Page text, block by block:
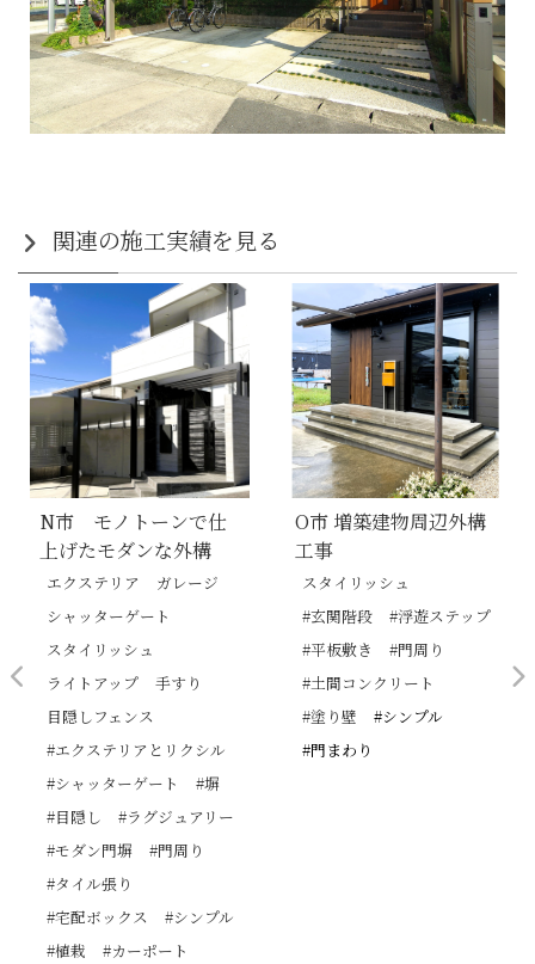
関連の施工実績を見る
N市 モノトーンで仕
上げたモダンな外構
エクステリア
ガレージ
シャッターゲート
スタイリッシュ
ライトアップ
手すり
目隠しフェンス
#エクステリアとリクシル
#シャッターゲート
#塀
#目隠し
#ラグジュアリー
#モダン門塀
#門周り
#タイル張り
#宅配ボックス
#シンプル
#植栽
#カーポート
O市 増築建物周辺外構
工事
スタイリッシュ
#玄関階段
#浮遊ステップ
#平板敷き
#門周り
#土間コンクリート
#塗り壁
#シンプル
#門まわり